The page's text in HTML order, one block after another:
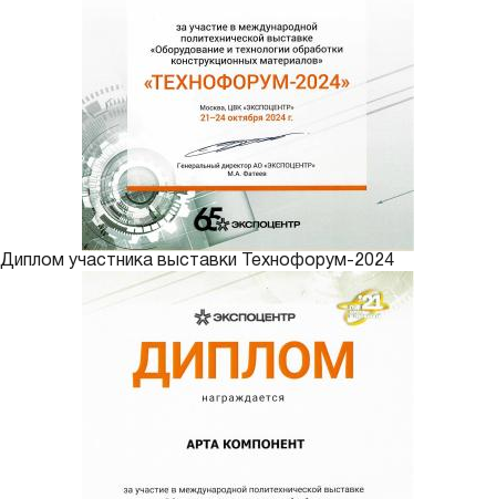
Диплом участника выставки Технофорум-2024